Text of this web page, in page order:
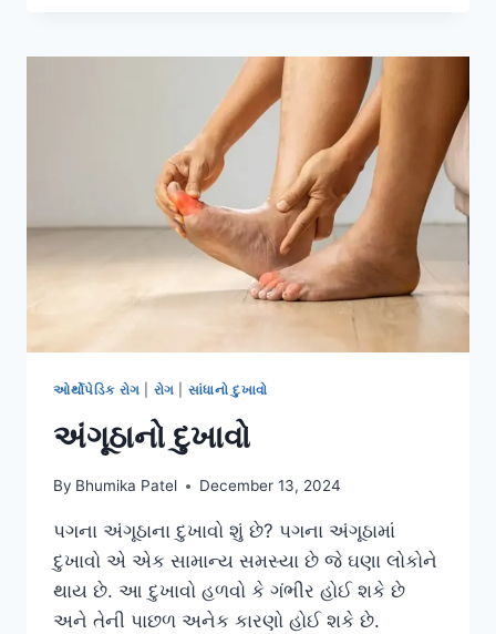
ઓર્થોપેડિક રોગ રોગ સાંધાનો દુખાવો
અંગૂઠાનો દુખાવો
By Bhumika Patel December 13, 2024
પગના અંગૂઠાના દુખાવો શું છે? પગના અંગૂઠામાં
દુખાવો એ એક સામાન્ય સમસ્યા છે જે ઘણા લોકોને
થાય છે. આ દુખાવો હળવો કે ગંભીર હોઈ શકે છે
અને તેની પાછળ અનેક કારણો હોઈ શકે છે.